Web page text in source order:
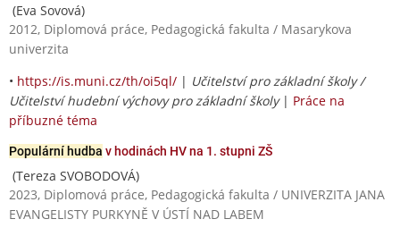
(Eva Sovová)
2012, Diplomová práce, Pedagogická fakulta / Masarykova
univerzita
• https://is.muni.cz/th/oi5ql/ | Učitelství pro základní školy /
Učitelství hudební výchovy pro základní školy| Práce na
příbuzné téma
Populární hudba v hodinách HV na 1. stupni ZŠ
(Tereza SVOBODOVÁ)
2023, Diplomová práce, Pedagogická fakulta / UNIVERZITA JANA
EVANGELISTY PURKYNĚ V ÚSTÍ NAD LABEM